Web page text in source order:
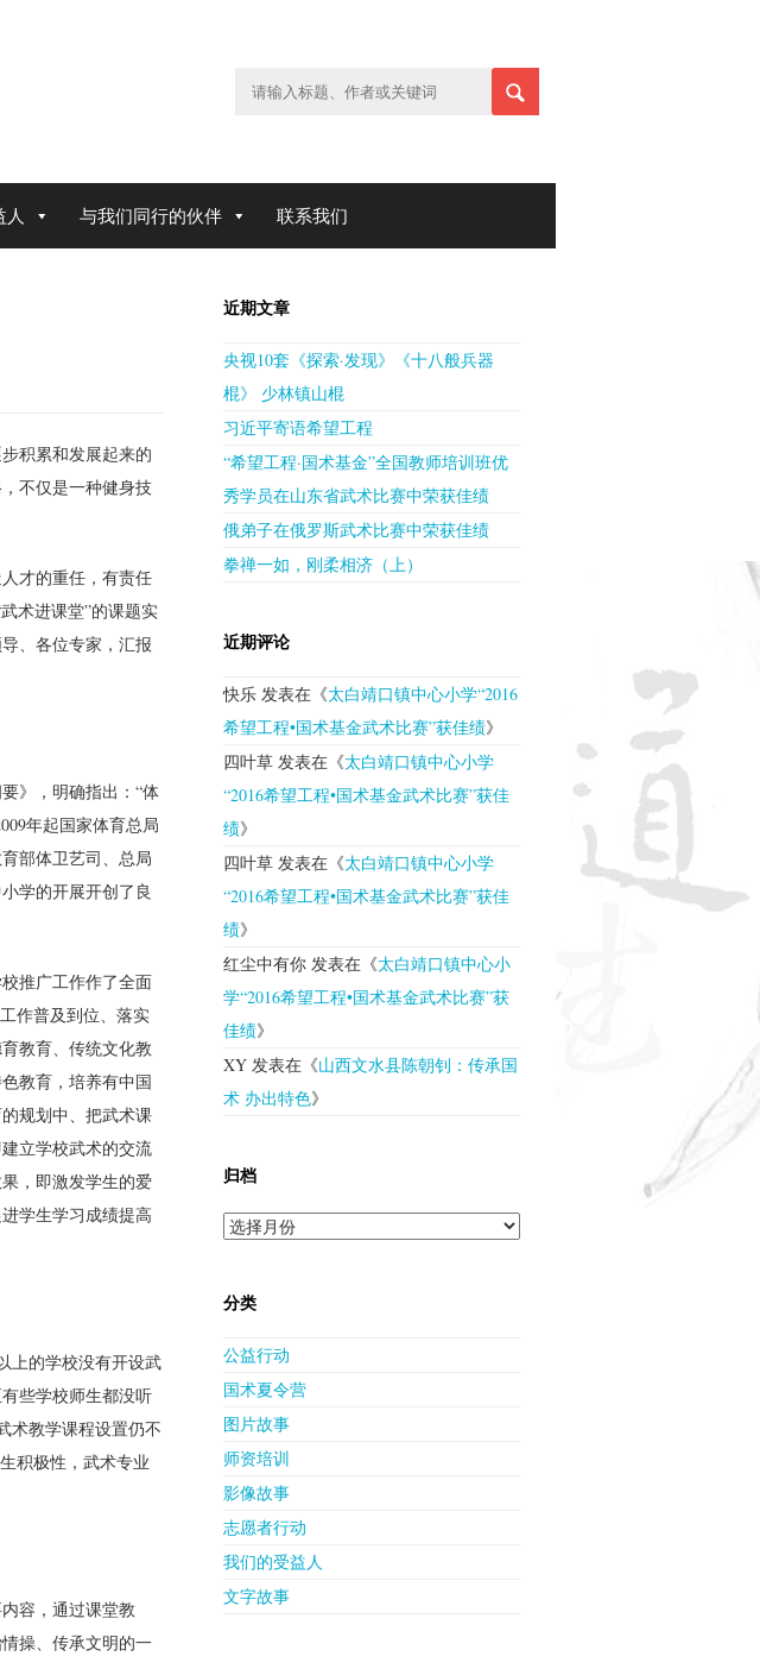
人 与我们同行的伙伴 联系我们
积累和发展起来的
不仅是一种健身技
才的重任，有责任
术进课堂”的课题实
、各位专家，汇报
》，明确指出：“体
年起国家体育总局
部体卫艺司、总局
学的开展开创了良
推广工作作了全面
作普及到位、落实
教育、传统文化教
教育，培养有中国
规划中、把武术课
立学校武术的交流
，即激发学生的爱
学生学习成绩提高
上的学校没有开设武
些学校师生都没听
术教学课程设置仍不
积极性，武术专业
容，通过课堂教
操、传承文明的一
近期文章
央视10套《探索·发现》《十八般兵器
棍》 少林镇山棍
习近平寄语希望工程
“希望工程·国术基金”全国教师培训班优
秀学员在山东省武术比赛中荣获佳绩
俄弟子在俄罗斯武术比赛中荣获佳绩
拳禅一如，刚柔相济（上）
近期评论
快乐 发表在《太白靖口镇中心小学“2016
希望工程•国术基金武术比赛”获佳绩》
四叶草 发表在《太白靖口镇中心小学
“2016希望工程•国术基金武术比赛”获佳
绩》
四叶草 发表在《太白靖口镇中心小学
“2016希望工程•国术基金武术比赛”获佳
绩》
红尘中有你 发表在《太白靖口镇中心小
学“2016希望工程•国术基金武术比赛”获
佳绩》
XY 发表在《山西文水县陈朝钊：传承国
术 办出特色》
归档
归
分类
公益行动
国术夏令营
图片故事
师资培训
影像故事
志愿者行动
我们的受益人
文字故事